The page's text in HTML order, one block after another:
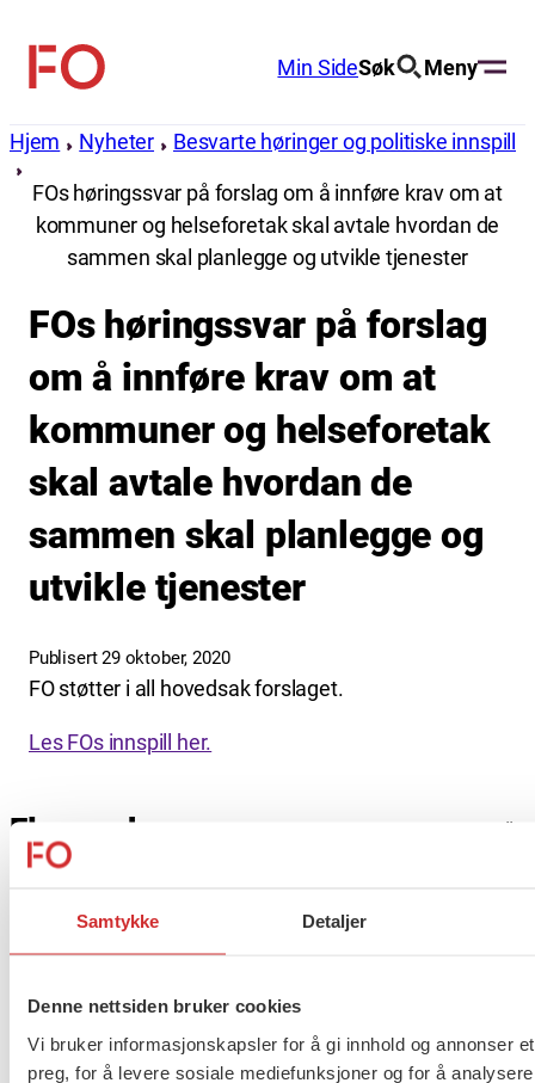
Samtykke Detaljer
Denne nettsiden bruker cookies
Vi bruker informasjonskapsler for å gi innhold og annonser
preg, for å levere sosiale mediefunksjoner og for å
innhold
FO
Min SideSøk Meny
Hjem Nyheter Besvarte høringer og politiske innspill
FOs høringssvar på forslag om å innføre krav om at
kommuner og helseforetak skal avtale hvordan de
sammen skal planlegge og utvikle tjenester
FOs høringssvar på forslag
om å innføre krav om at
kommuner og helseforetak
skal avtale hvordan de
sammen skal planlegge og
utvikle tjenester
Publisert 29 oktober, 2020
FO støtter i all hovedsak forslaget.
Les FOs innspill her.
Flere saker Se alle
Taushetsplikt og personvern